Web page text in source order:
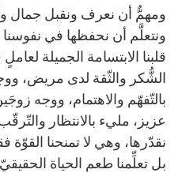
ومهمٌّ أن نعرف ونقبل جمال
ونتعلَّم أن نحفظها في
قلبنا الابتسامة الجميلة
الشُّكر والثّقة لدى مريض،
بالتّفهّم والاهتمام، ووجه
عزيز، مليء بالانتظار
نقدّرها، وهي لا تمنحنا
بل تعلِّمنا طعم الحياة